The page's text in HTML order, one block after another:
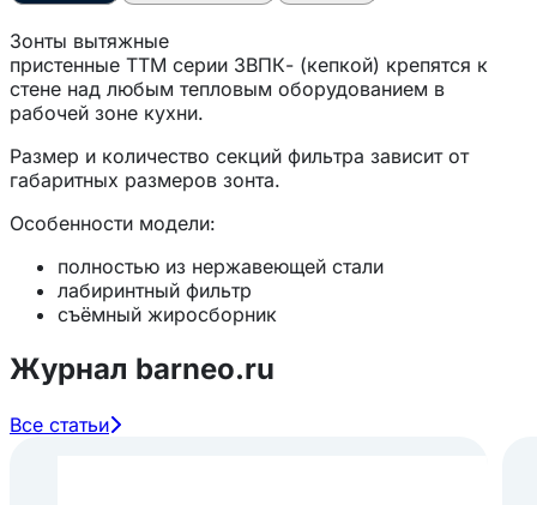
Зонты вытяжные
пристенные ТТМ серии ЗВПК- (кепкой) крепятся к
стене над любым тепловым оборудованием в
рабочей зоне кухни.
Размер и количество секций фильтра зависит от
габаритных размеров зонта.
Особенности модели:
полностью из нержавеющей стали
лабиринтный фильтр
съёмный жиросборник
Журнал barneo.ru
Все статьи